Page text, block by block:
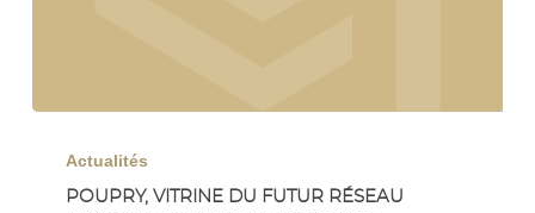
vitrineActualités
POUPRY, VITRINE DU FUTUR RÉSEAU